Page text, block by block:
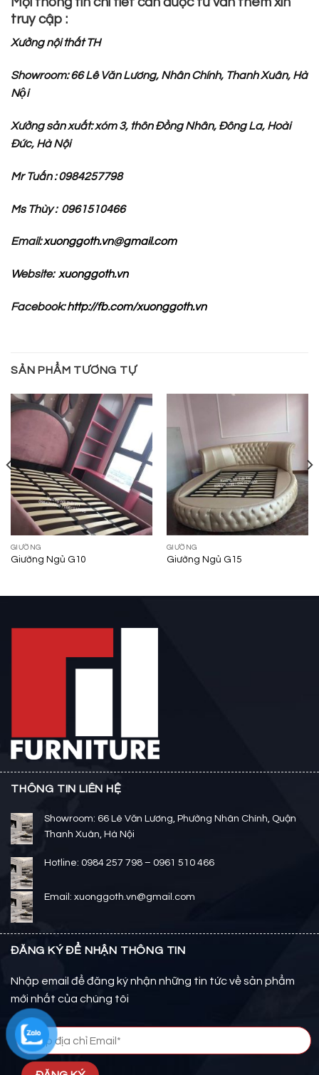
truy cập :
Xưởng nội thất TH
Showroom: 66 Lê Văn Lương, Nhân Chính, Thanh Xuân, Hà
Nội
Xưởng sản xuất: xóm 3, thôn Đồng Nhân, Đông La, Hoài
Đức, Hà Nội
Mr Tuấn : 0984257798
Ms Thùy : 0961510466
Email:xuonggoth.vn@gmail.com
Website: xuonggoth.vn
Facebook:http://fb.com/xuonggoth.vn
SẢN PHẨM TƯƠNG TỰ
GIƯỜNG
Giường Ngủ G10
GIƯỜNG
Giường Ngủ G15
THÔNG TIN LIÊN HỆ
Showroom: 66 Lê Văn Lương, Phường Nhân Chính, Quận
Thanh Xuân, Hà Nội
Hotline: 0984 257 798 – 0961 510 466
Email: xuonggoth.vn@gmail.com
ĐĂNG KÝ ĐỂ NHẬN THÔNG TIN
Nhập email để đăng ký nhận những tin tức về sản phẩm
mới nhất của chúng tôi